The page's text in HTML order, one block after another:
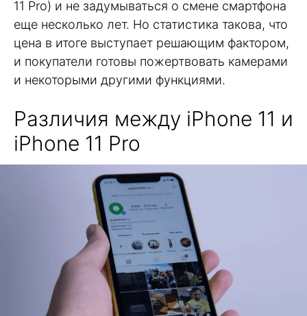
11 Pro) и не задумываться о смене смартфона
еще несколько лет. Но статистика такова, что
цена в итоге выступает решающим фактором,
и покупатели готовы пожертвовать камерами
и некоторыми другими функциями.
Различия между iPhone 11 и
iPhone 11 Pro